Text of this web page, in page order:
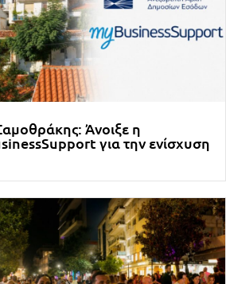
Άνοιξε η
για την ενίσχυση